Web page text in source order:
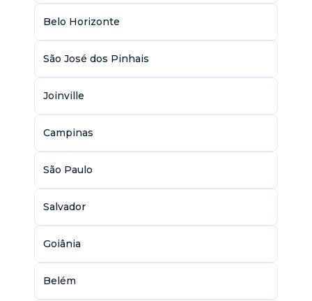
Belo Horizonte
São José dos Pinhais
Joinville
Campinas
São Paulo
Salvador
Goiânia
Belém